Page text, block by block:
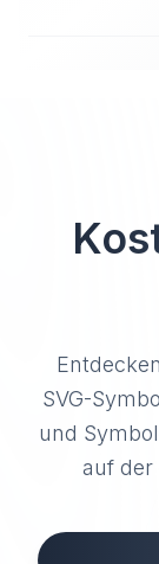
SVG-
und
auf der